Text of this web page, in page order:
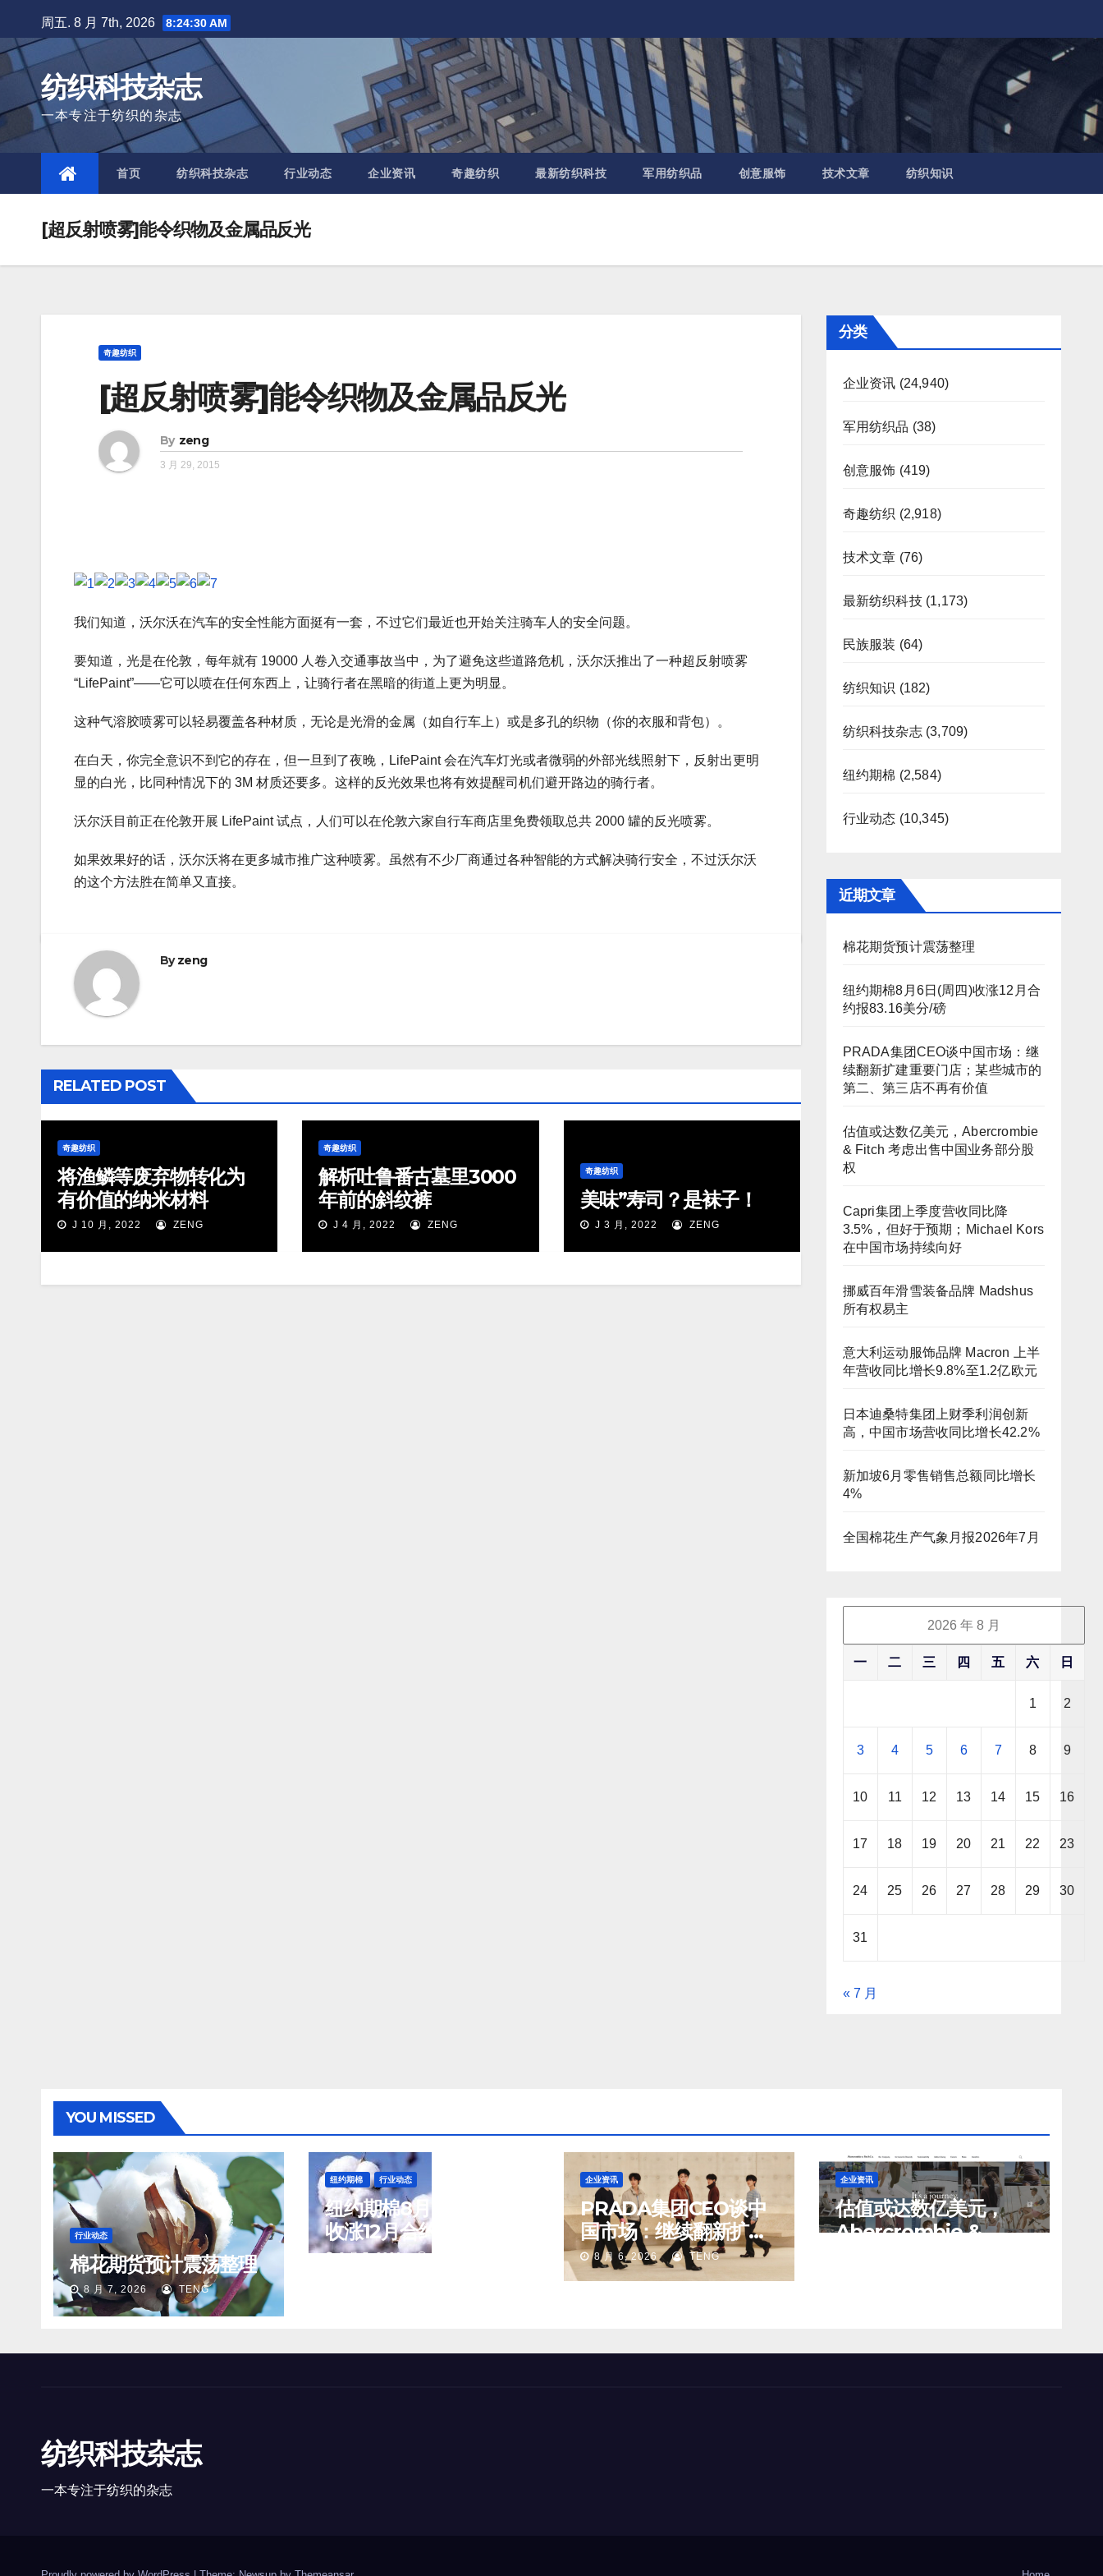
to
content
周五. 8 月 7th, 2026 8:24:31 AM
纺织科技杂志
一本专注于纺织的杂志
首页 纺织科技杂志 行业动态 企业资讯 奇趣纺织 最新纺织科技 军用纺织品 创意服饰 技术文章 纺织知识
[超反射喷雾]能令织物及金属品反光
奇趣纺织
[超反射喷雾]能令织物及金属品反光
By zeng
3 月 29, 2015
我们知道，沃尔沃在汽车的安全性能方面挺有一套，不过它们最近也开始关注骑车人的安全问题。
要知道，光是在伦敦，每年就有 19000 人卷入交通事故当中，为了避免这些道路危机，沃尔沃推出了一种超反射喷雾
“LifePaint”——它可以喷在任何东西上，让骑行者在黑暗的街道上更为明显。
这种气溶胶喷雾可以轻易覆盖各种材质，无论是光滑的金属（如自行车上）或是多孔的织物（你的衣服和背包）。
在白天，你完全意识不到它的存在，但一旦到了夜晚，LifePaint 会在汽车灯光或者微弱的外部光线照射下，反射出更明
显的白光，比同种情况下的 3M 材质还要多。这样的反光效果也将有效提醒司机们避开路边的骑行者。
沃尔沃目前正在伦敦开展 LifePaint 试点，人们可以在伦敦六家自行车商店里免费领取总共 2000 罐的反光喷雾。
如果效果好的话，沃尔沃将在更多城市推广这种喷雾。虽然有不少厂商通过各种智能的方式解决骑行安全，不过沃尔沃
的这个方法胜在简单又直接。
Byzeng
RELATED POST
奇趣纺织
将渔鳞等废弃物转化为
有价值的纳米材料
J 10 月, 2022 ZENG
奇趣纺织
解析吐鲁番古墓里3000
年前的斜纹裤
J 4 月, 2022 ZENG
奇趣纺织
美味”寿司？是袜子！
J 3 月, 2022 ZENG
分类
企业资讯 (24,940)
军用纺织品 (38)
创意服饰 (419)
奇趣纺织 (2,918)
技术文章 (76)
最新纺织科技(1,173)
民族服装 (64)
纺织知识 (182)
纺织科技杂志(3,709)
纽约期棉 (2,584)
行业动态 (10,345)
近期文章
棉花期货预计震荡整理
纽约期棉8月6日(周四)收涨12月合
约报83.16美分/磅
PRADA集团CEO谈中国市场：继
续翻新扩建重要门店；某些城市的
第二、第三店不再有价值
估值或达数亿美元，Abercrombie
& Fitch 考虑出售中国业务部分股
权
Capri集团上季度营收同比降
3.5%，但好于预期；Michael Kors
在中国市场持续向好
挪威百年滑雪装备品牌 Madshus
所有权易主
意大利运动服饰品牌 Macron 上半
年营收同比增长9.8%至1.2亿欧元
日本迪桑特集团上财季利润创新
高，中国市场营收同比增长42.2%
新加坡6月零售销售总额同比增长
4%
全国棉花生产气象月报2026年7月
2026 年 8 月
一 二 三 四 五 六 日
1 2
3 4 5 6 7 8 9
10 11 12 13 14 15 16
17 18 19 20 21 22 23
24 25 26 27 28 29 30
31
« 7 月
YOU MISSED
行业动态
棉花期货预计震荡整理
8 月 7, 2026 TENG
纽约期棉 行业动态
纽约期棉8月6日(周四)
收涨12月合约报83.16美
分/磅
8 月 7, 2026 TENG
企业资讯
PRADA集团CEO谈中
国市场：继续翻新扩建
重要门店；某些城市的
第二、第三店不再有价
8 月 6, 2026 TENG
企业资讯
估值或达数亿美元，
Abercrombie &
纺织科技杂志
一本专注于纺织的杂志